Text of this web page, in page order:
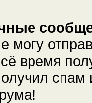
могу
время
спам